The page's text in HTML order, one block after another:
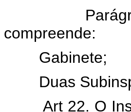
Parágrafo
compreende:
Gabinete;
Duas
Art 22. O